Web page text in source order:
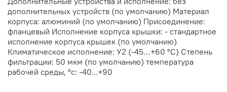
дополнительных устройств (по умолчанию) Материал
корпуса: алюминий (по умолчанию) Присоединение:
фланцевый Исполнение корпуса крышки: - стандартное
исполнение корпуса крышек (по умолчанию)
Климатическое исполнение: У2 (-45…+60 °С) Степень
фильтрации: 50 мкм (по умолчанию) температура
рабочей среды, °с: -40...+90